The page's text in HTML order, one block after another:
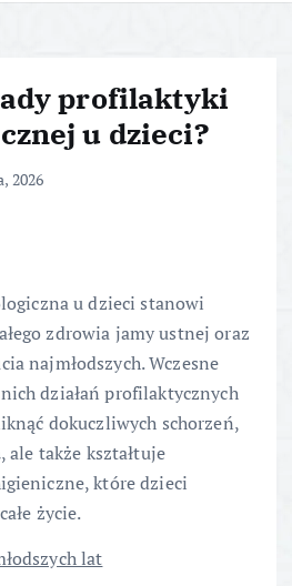
profilaktyki
u dzieci?
2026
u dzieci stanowi
zdrowia jamy ustnej oraz
najmłodszych. Wczesne
działań profilaktycznych
dokuczliwych schorzeń,
, ale także kształtuje
które dzieci
życie.
lat